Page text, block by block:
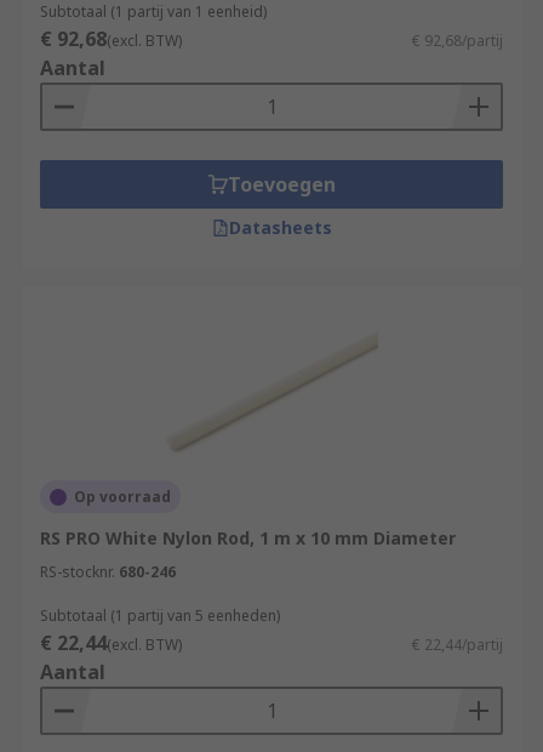
Subtotaal (1 partij van 1 eenheid)
€ 92,68(excl. BTW) € 92,68/partij
Aantal
Toevoegen
Datasheets
Op voorraad
RS PRO White Nylon Rod, 1 m x 10 mm Diameter
RS-stocknr. 680-246
Subtotaal (1 partij van 5 eenheden)
€ 22,44(excl. BTW) € 22,44/partij
Aantal